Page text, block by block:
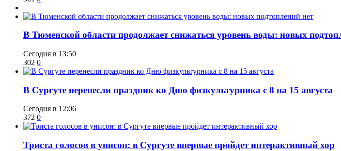
​В Тюменской области продолжает снижаться уровень воды: новых
Сегодня в 13:50
302 0
​В Сургуте перенесли праздник ко Дню физкультурника с 8 на 15 августа
Сегодня в 12:06
372 0
​Триста голосов в унисон: в Сургуте впервые пройдет интерактивный хор